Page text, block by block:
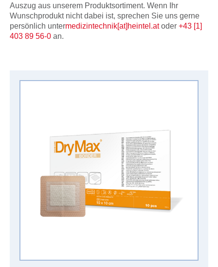
Auszug aus unserem Produktsortiment. Wenn Ihr
Wunschprodukt nicht dabei ist, sprechen Sie uns gerne
persönlich untermedizintechnik[at]heintel.atoder +43 [1]
403 89 56-0 an.